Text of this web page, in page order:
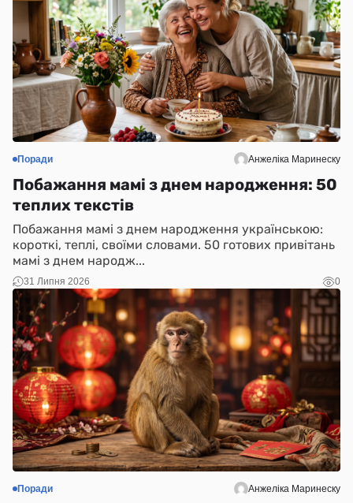
Поради Анжеліка Маринеску
Побажання мамі з днем народження: 50
теплих текстів
Побажання мамі з днем народження українською:
короткі, теплі, своїми словами. 50 готових привітань
мамі з днем народж...
31 Липня 2026 0
Поради Анжеліка Маринеску